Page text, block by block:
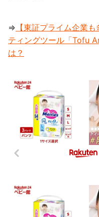
⇒ 【東証プライム企業
ティングツール「Tofu
は？